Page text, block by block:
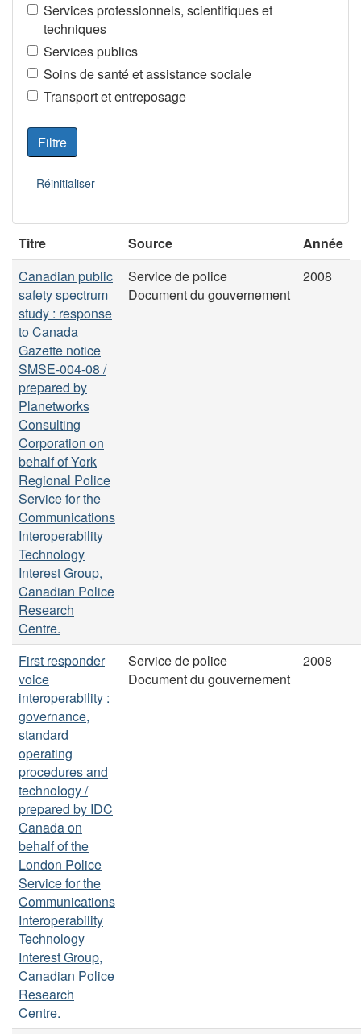
Services professionnels, scientifiques et
techniques
Services publics
Soins de santé et assistance sociale
Transport et entreposage
Titre Source
Année
Canadian public
safety spectrum
study : response
to Canada
Gazette notice
SMSE-004-08 /
prepared by
Planetworks
Consulting
Corporation on
behalf of York
Regional Police
Service for the
Communications
Interoperability
Technology
Interest Group,
Canadian Police
Research
Centre.
Service de police
Document du gouvernement
2008
First responder
voice
interoperability :
governance,
standard
operating
procedures and
technology /
prepared by IDC
Canada on
behalf of the
London Police
Service for the
Communications
Interoperability
Technology
Interest Group,
Canadian Police
Research
Centre.
Service de police
Document du gouvernement
2008